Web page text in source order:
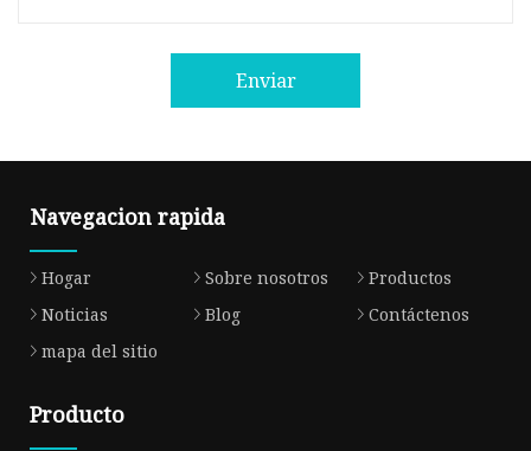
Enviar
Navegacion rapida
Hogar Sobre nosotros
Productos
Noticias
Blog
Contáctenos
mapa del sitio
Producto